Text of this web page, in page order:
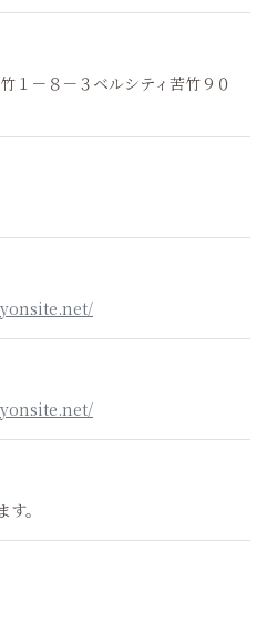
１－８－３ベルシティ苦竹９０
。